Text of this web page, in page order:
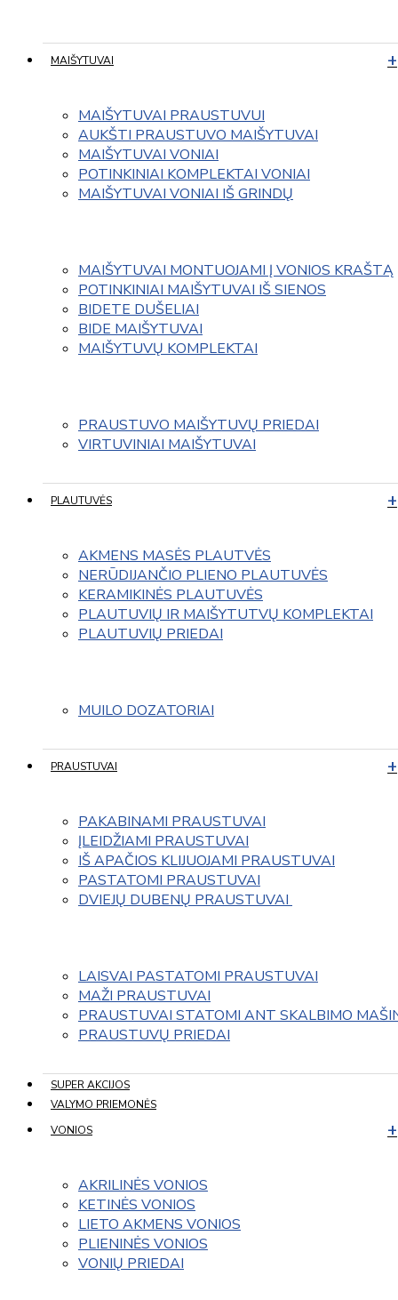
MAIŠYTUVAI
MAIŠYTUVAI PRAUSTUVUI
AUKŠTI PRAUSTUVO MAIŠYTUVAI
MAIŠYTUVAI VONIAI
POTINKINIAI KOMPLEKTAI VONIAI
MAIŠYTUVAI VONIAI IŠ GRINDŲ
MAIŠYTUVAI MONTUOJAMI Į VONIOS KRAŠTĄ
POTINKINIAI MAIŠYTUVAI IŠ SIENOS
BIDETE DUŠELIAI
BIDE MAIŠYTUVAI
MAIŠYTUVŲ KOMPLEKTAI
PRAUSTUVO MAIŠYTUVŲ PRIEDAI
VIRTUVINIAI MAIŠYTUVAI
PLAUTUVĖS
AKMENS MASĖS PLAUTVĖS
NERŪDIJANČIO PLIENO PLAUTUVĖS
KERAMIKINĖS PLAUTUVĖS
PLAUTUVIŲ IR MAIŠYTUTVŲ KOMPLEKTAI
PLAUTUVIŲ PRIEDAI
MUILO DOZATORIAI
PRAUSTUVAI
PAKABINAMI PRAUSTUVAI
ĮLEIDŽIAMI PRAUSTUVAI
IŠ APAČIOS KLIJUOJAMI PRAUSTUVAI
PASTATOMI PRAUSTUVAI
DVIEJŲ DUBENŲ PRAUSTUVAI
LAISVAI PASTATOMI PRAUSTUVAI
MAŽI PRAUSTUVAI
PRAUSTUVAI STATOMI ANT SKALBIMO
PRAUSTUVŲ PRIEDAI
SUPER AKCIJOS
VALYMO PRIEMONĖS
VONIOS
AKRILINĖS VONIOS
KETINĖS VONIOS
LIETO AKMENS VONIOS
PLIENINĖS VONIOS
VONIŲ PRIEDAI